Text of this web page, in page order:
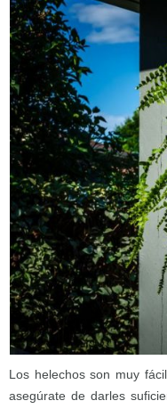
Los helechos son muy
asegúrate de darles